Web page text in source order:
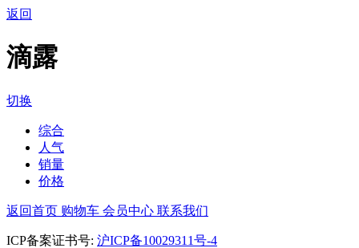
返回
滴露
切换
综合
人气
销量
价格
返回首页 购物车 会员中心 联系我们
ICP备案证书号: 沪ICP备10029311号-4